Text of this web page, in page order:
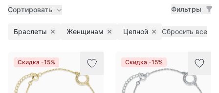
Сортировать Фильтры
Браслеты Remove filter
Женщинам Remove filter
Цепной Remove filter
Сбросить все
Товары
Скидка -15% Скидка -15%